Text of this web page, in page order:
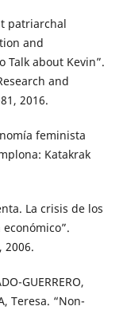
patriarchal
and
Talk about Kevin”.
and
2016.
feminista
Katakrak
La crisis de los
2006.
GUERRERO,
Teresa. “Non-